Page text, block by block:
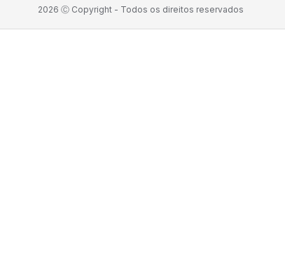
2026 Ⓒ Copyright - Todos os direitos reservados